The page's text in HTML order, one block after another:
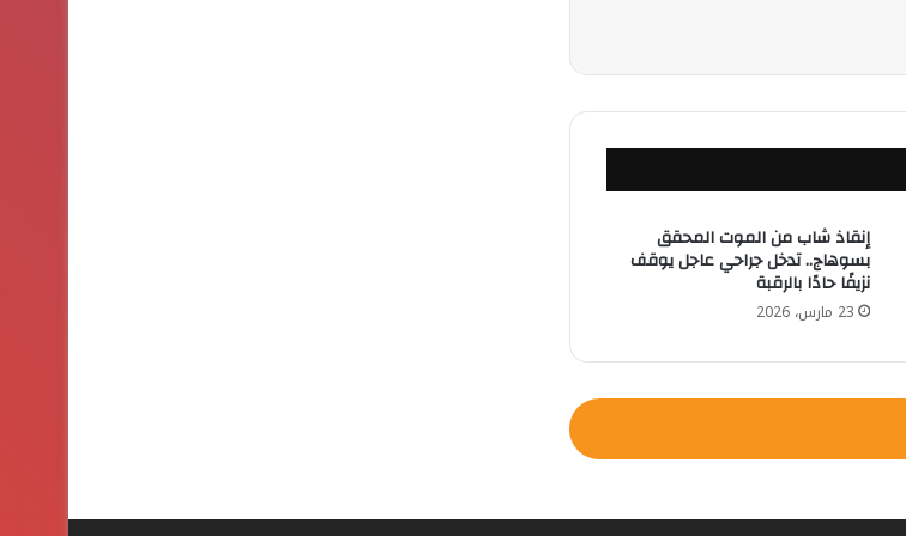
إنقاذ شاب من الموت المحقق
بسوهاج.. تدخل جراحي عاجل يوقف
نزيفًا حادًا بالرقبة
23 مارس، 2026